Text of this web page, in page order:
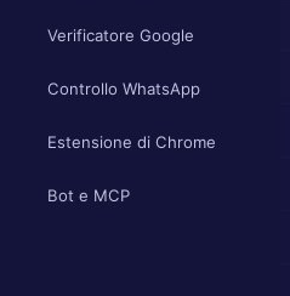
Verificatore Google
Controllo WhatsApp
Estensione di Chrome
Bot e MCP